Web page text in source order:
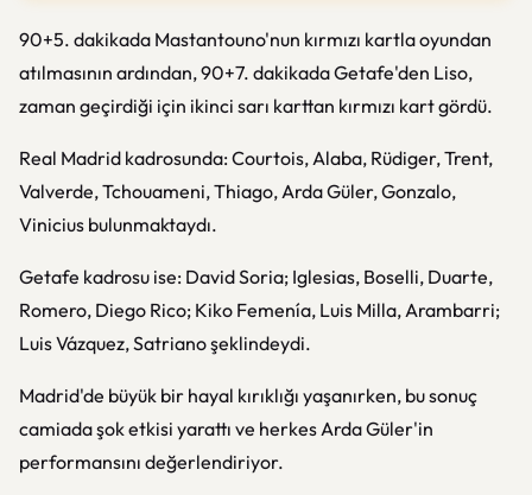
90+5. dakikada Mastantouno'nun kırmızı kartla oyundan
atılmasının ardından, 90+7. dakikada Getafe'den Liso,
zaman geçirdiği için ikinci sarı karttan kırmızı kart gördü.
Real Madrid kadrosunda: Courtois, Alaba, Rüdiger, Trent,
Valverde, Tchouameni, Thiago, Arda Güler, Gonzalo,
Vinicius bulunmaktaydı.
Getafe kadrosu ise: David Soria; Iglesias, Boselli, Duarte,
Romero, Diego Rico; Kiko Femenía, Luis Milla, Arambarri;
Luis Vázquez, Satriano şeklindeydi.
Madrid'de büyük bir hayal kırıklığı yaşanırken, bu sonuç
camiada şok etkisi yarattı ve herkes Arda Güler'in
performansını değerlendiriyor.